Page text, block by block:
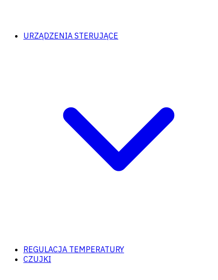
URZĄDZENIA STERUJĄCE
REGULACJA TEMPERATURY
CZUJKI